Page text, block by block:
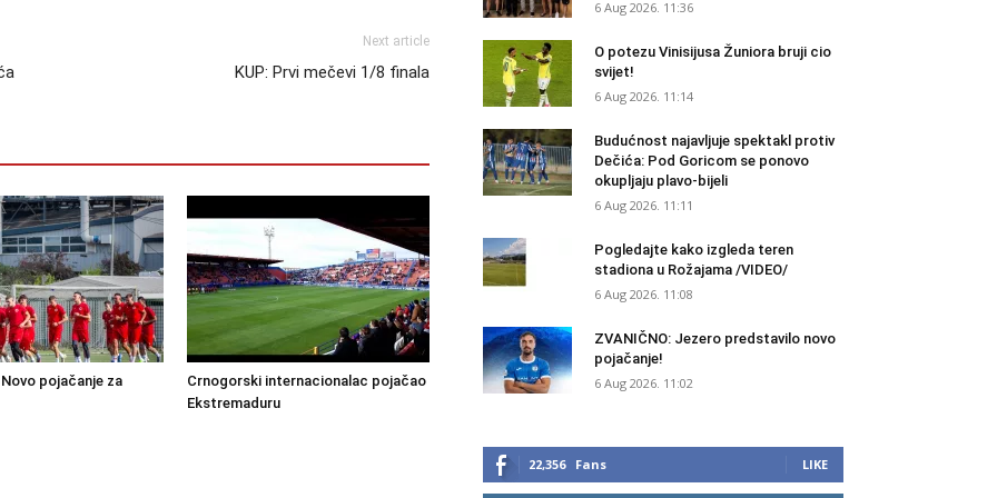
Next article
KUP: Prvi mečevi 1/8 finala
pojačanje za
Crnogorski internacionalac pojačao
Ekstremaduru
6 Aug 2026. 11:36
O potezu Vinisijusa Žuniora bruji cio
svijet!
6 Aug 2026. 11:14
Budućnost najavljuje spektakl protiv
Dečića: Pod Goricom se ponovo
okupljaju plavo-bijeli
6 Aug 2026. 11:11
Pogledajte kako izgleda teren
stadiona u Rožajama /VIDEO/
6 Aug 2026. 11:08
ZVANIČNO: Jezero predstavilo novo
pojačanje!
6 Aug 2026. 11:02
22,356 Fans LIKE